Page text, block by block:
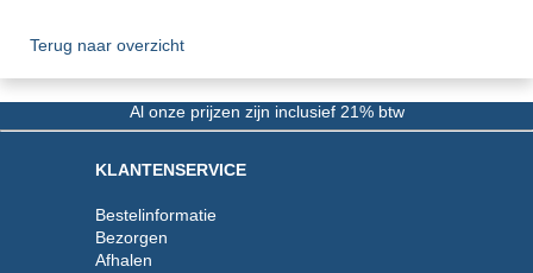
Terug naar overzicht
Al onze prijzen zijn inclusief 21% btw
KLANTENSERVICE
Bestelinformatie
Bezorgen
Afhalen